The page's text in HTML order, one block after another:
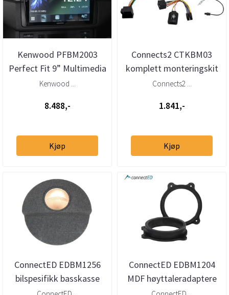
Kenwood PFBM2003
Perfect Fit 9” Multimedia
BMW 3-serie (1998–2004)
Kenwood ...
8.488,-
Kjøp
Connects2 CTKBM03
komplett monteringskit
2-DIN BMW 3-serie (E46)
Connects2 ...
1.841,-
Kjøp
ConnectED EDBM1256
bilspesifikk basskasse
10” BMW 3-serie (E46)
ConnectED EDBM1204
MDF høyttaleradaptere
BMW 3-serie (E46) (1998–